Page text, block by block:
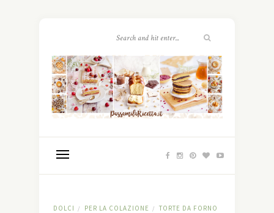
DOLCI / PER LA COLAZIONE / TORTE DA FORNO